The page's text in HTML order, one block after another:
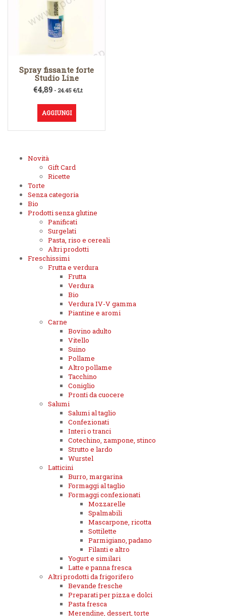
Spray fissante forte
Studio Line
€4,89- 24.45 €/Lt
AGGIUNGI
Novità
Gift Card
Ricette
Torte
Senza categoria
Bio
Prodotti senza glutine
Panificati
Surgelati
Pasta, riso e cereali
Altri prodotti
Freschissimi
Frutta e verdura
Frutta
Verdura
Bio
Verdura IV-V gamma
Piantine e aromi
Carne
Bovino adulto
Vitello
Suino
Pollame
Altro pollame
Tacchino
Coniglio
Pronti da cuocere
Salumi
Salumi al taglio
Confezionati
Interi o tranci
Cotechino, zampone, stinco
Strutto e lardo
Wurstel
Latticini
Burro, margarina
Formaggi al taglio
Formaggi confezionati
Mozzarelle
Spalmabili
Mascarpone, ricotta
Sottilette
Parmigiano, padano
Filanti e altro
Yogurt e similari
Latte e panna fresca
Altri prodotti da frigorifero
Bevande fresche
Preparati per pizza e dolci
Pasta fresca
Merendine, dessert, torte